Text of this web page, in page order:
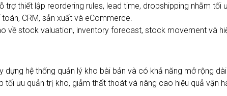
trợ thiết lập reordering rules, lead time, dropshipping nhằm
CRM, sản xuất và eCommerce.
về stock valuation, inventory forecast, stock movement và
hệ thống quản lý kho bài bản và có khả năng mở rộng
ưu quản trị kho, giảm thất thoát và nâng cao hiệu quả vận